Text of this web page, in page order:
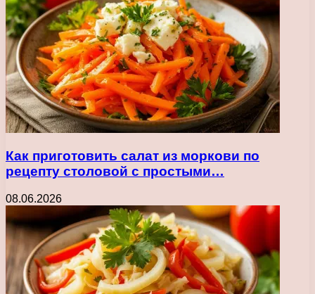
Как приготовить салат из моркови по
рецепту столовой с простыми…
08.06.2026